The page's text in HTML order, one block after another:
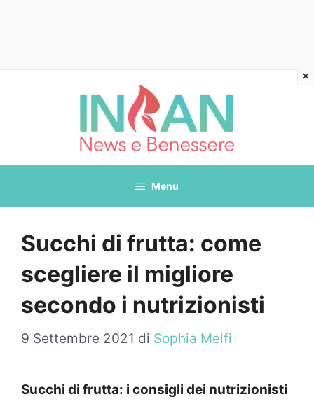
Menu
Succhi di frutta: come
scegliere il migliore
secondo i nutrizionisti
9 Settembre 2021 di Sophia Melfi
Succhi di frutta: i consigli dei nutrizionisti